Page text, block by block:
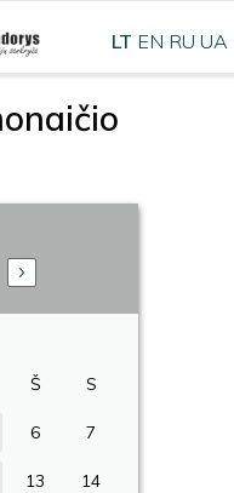
Š S
6 7
13 14
LT EN RU UA